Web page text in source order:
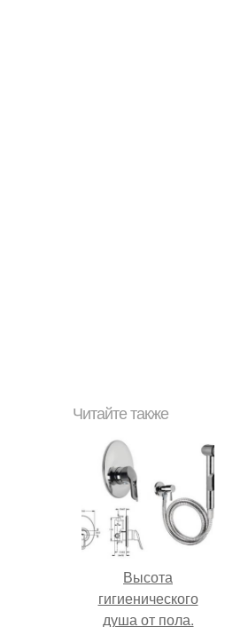
Читайте также
Высота
гигиенического
душа от пола.